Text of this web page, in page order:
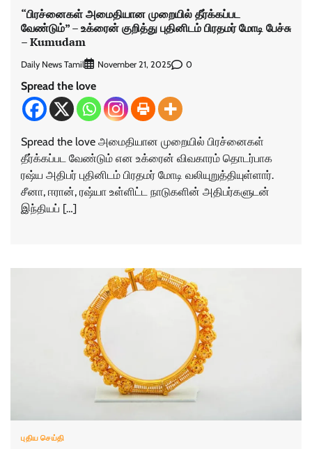
“பிரச்னைகள் அமைதியான முறையில் தீர்க்கப்பட
வேண்டும்” – உக்ரைன் குறித்து புதினிடம் பிரதமர் மோடி பேச்சு
– Kumudam
Daily News Tamil November 21, 2025 0
Spread the love
Spread the love அமைதியான முறையில் பிரச்னைகள்
தீர்க்கப்பட வேண்டும் என உக்ரைன் விவகாரம் தொடர்பாக
ரஷ்ய அதிபர் புதினிடம் பிரதமர் மோடி வலியுறுத்தியுள்ளார்.
சீனா, ஈரான், ரஷ்யா உள்ளிட்ட நாடுகளின் அதிபர்களுடன்
இந்தியப் […]
புதிய செய்தி